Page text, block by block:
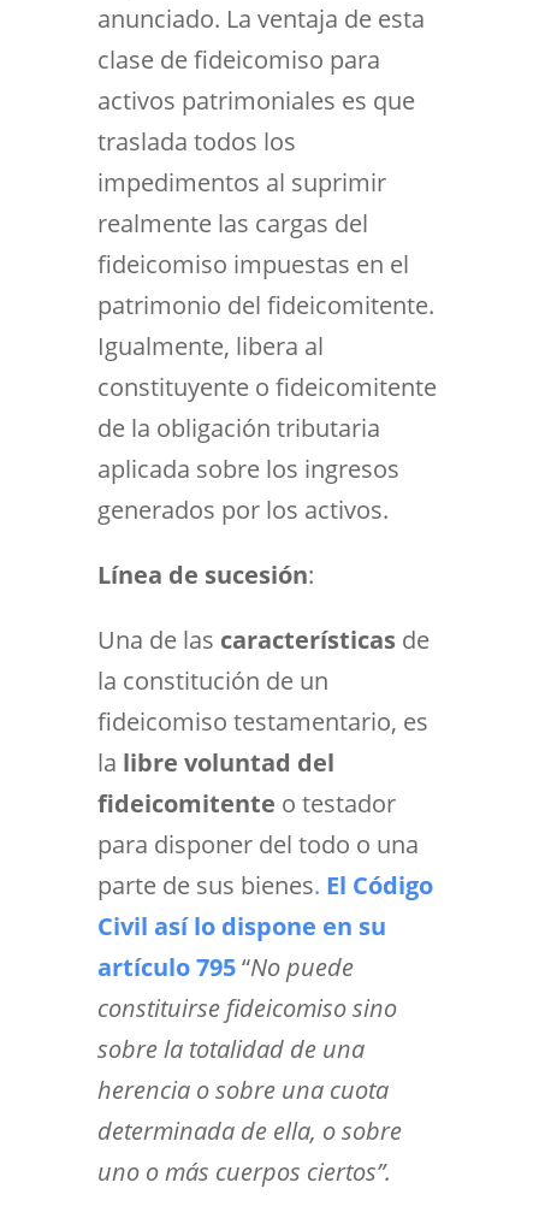
anunciado. La ventaja de esta
clase de fideicomiso para
activos patrimoniales es que
traslada todos los
impedimentos al suprimir
realmente las cargas del
fideicomiso impuestas en el
patrimonio del fideicomitente.
Igualmente, libera al
constituyente o fideicomitente
de la obligación tributaria
aplicada sobre los ingresos
generados por los activos.
Línea de sucesión:
Una de las característicasde
la constitución de un
fideicomiso testamentario, es
la libre voluntad del
fideicomitente o testador
para disponer del todo o una
parte de sus bienes. El Código
Civil así lo dispone en su
artículo 795“No puede
constituirse fideicomiso sino
sobre la totalidad de una
herencia o sobre una cuota
determinada de ella, o sobre
uno o más cuerpos ciertos”.